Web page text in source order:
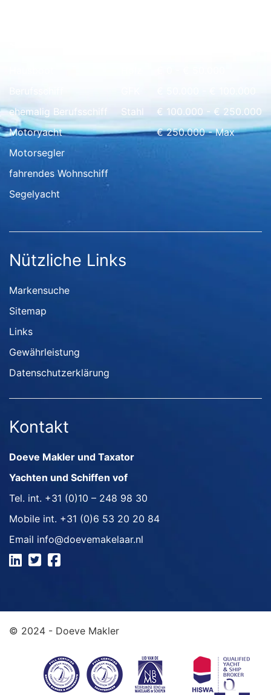
ehemalig Berufsschiff
Motoryacht
Motorsegler
fahrendes Wohnschiff
Segelyacht
Stahl
€ 100.000 - € 250.000
€ 250.000 - Max
Nützliche Links
Markensuche
Sitemap
Links
Gewährleistung
Datenschutzerklärung
Kontakt
Doeve Makler und Taxator
Yachten und Schiffen vof
Tel. int. +31 (0)10 – 248 98 30
Mobile int. +31 (0)6 53 20 20 84
Email info@doevemakelaar.nl
© 2024 - Doeve Makler